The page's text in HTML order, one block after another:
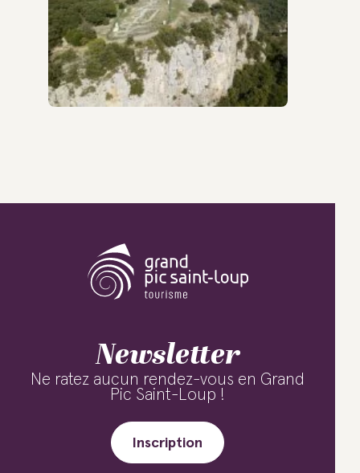
Newsletter
Ne ratez aucun rendez-vous en Grand
Pic Saint-Loup !
Inscription